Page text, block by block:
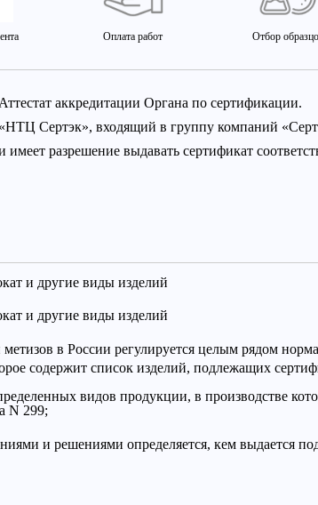
Оплата работ Отбор
Аттестат аккредитации Органа по сертификации.
«НТЦ Сертэк», входящий в группу компаний
имеет разрешение выдавать сертификат
и другие виды изделий
и другие виды изделий
метизов в России регулируется целым рядом
содержит список изделий, подлежащих
видов продукции, в производстве
N 299;
и решениями определяется, кем выдается